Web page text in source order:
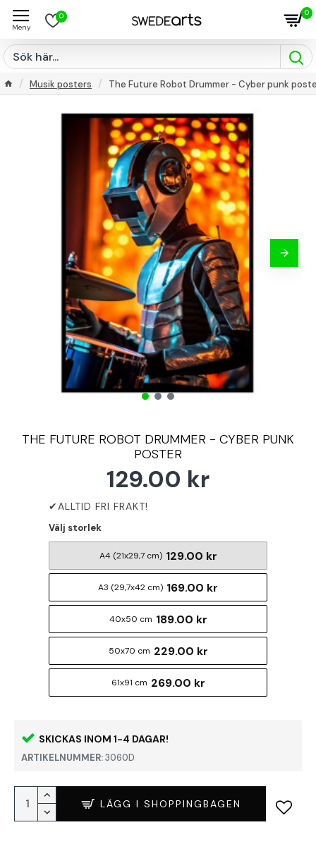
0 0
Musik posters The Future Robot Drummer - Cyber punk
THE FUTURE ROBOT DRUMMER - CYBER PUNK
POSTER
SKICKAS INOM 1-4 DAGAR!
ARTIKELNUMMER:3060D
129.00 kr
Välj storlek
A4 (21x29,7 cm) 129.00 kr
A3 (29,7x42 cm) 169.00 kr
40x50 cm 189.00 kr
50x70 cm 229.00 kr
61x91 cm 269.00 kr
LÄGG I SHOPPINGBAGEN